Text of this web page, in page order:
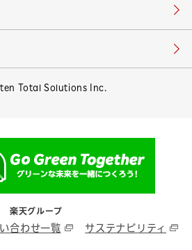
Total Solutions Inc.
楽天グループ
合わせ一覧 サステナビリティ